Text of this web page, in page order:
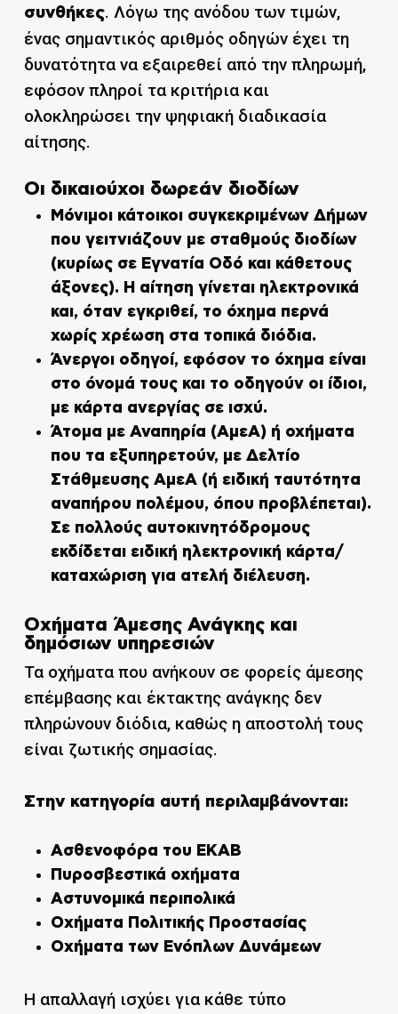
συνθήκες. Λόγω της ανόδου των τιμών,
ένας σημαντικός αριθμός οδηγών έχει τη
δυνατότητα να εξαιρεθεί από την πληρωμή,
εφόσον πληροί τα κριτήρια και
ολοκληρώσει την ψηφιακή διαδικασία
αίτησης.
Οι δικαιούχοι δωρεάν διοδίων
Μόνιμοι κάτοικοισυγκεκριμένων Δήμων
που γειτνιάζουν με σταθμούς διοδίων
(κυρίως σε Εγνατία Οδό και κάθετους
άξονες). Η αίτηση γίνεται ηλεκτρονικά
και, όταν εγκριθεί, το όχημα περνά
χωρίς χρέωση στα τοπικά διόδια.
Άνεργοι οδηγοί, εφόσον το όχημα είναι
στο όνομά τους και το οδηγούν οι ίδιοι,
με κάρτα ανεργίας σε ισχύ.
Άτομα με Αναπηρία (ΑμεΑ)ή οχήματα
που τα εξυπηρετούν, με Δελτίο
Στάθμευσης ΑμεΑ(ή ειδική ταυτότητα
αναπήρου πολέμου, όπου προβλέπεται).
Σε πολλούς αυτοκινητόδρομους
εκδίδεται ειδική ηλεκτρονική κάρτα/
καταχώριση για ατελή διέλευση.
Οχήματα Άμεσης Ανάγκης και
δημόσιων υπηρεσιών
Τα οχήματα που ανήκουν σε φορείς άμεσης
επέμβασης και έκτακτης ανάγκης δεν
πληρώνουν διόδια, καθώς η αποστολή τους
είναι ζωτικής σημασίας.
Στην κατηγορία αυτή περιλαμβάνονται:
Ασθενοφόρα του ΕΚΑΒ
Πυροσβεστικά οχήματα
Αστυνομικά περιπολικά
Οχήματα Πολιτικής Προστασίας
Οχήματα των Ενόπλων Δυνάμεων
Η απαλλαγή ισχύει για κάθε τύπο